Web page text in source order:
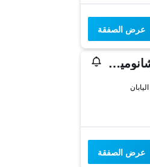
عرض الصفقة
هوتل ماي ستايز اوتشانوميزو كونفرانس سنتر
عرض الصفقة